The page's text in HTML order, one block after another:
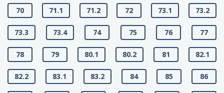
70 71.1 71.2 72 73.1 73.2
73.3 73.4 74 75 76 77
78 79 80.1 80.2 81 82.1
82.2 83.1 83.2 84 85 86